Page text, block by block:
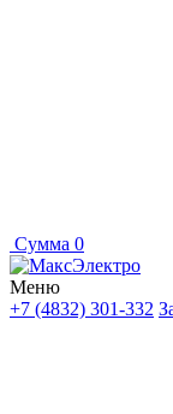
Сумма 0
Меню
+7 (4832) 301-332